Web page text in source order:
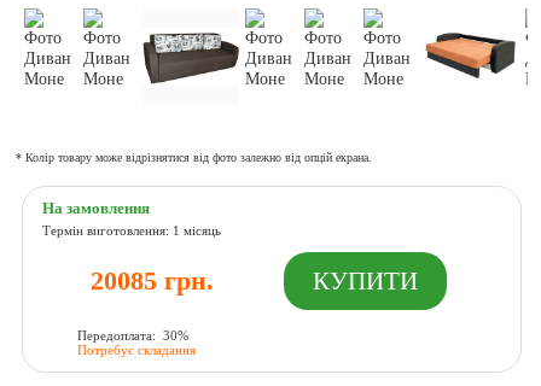
* Колір товару може відрізнятися від фото залежно від опцій екрана.
На замовлення
Термін виготовлення: 1 місяць
20085 грн.
Передоплата: 30%
Потребує складання